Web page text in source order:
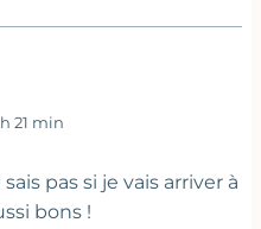
21 min
pas si je vais arriver à
bons !